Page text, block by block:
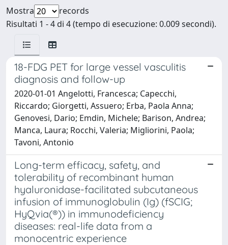
Mostra
records
Risultati 1 - 4 di 4 (tempo di esecuzione: 0.009 secondi).
18-FDG PET for large vessel vasculitis
diagnosis and follow-up
2020-01-01 Angelotti, Francesca; Capecchi,
Riccardo; Giorgetti, Assuero; Erba, Paola Anna;
Genovesi, Dario; Emdin, Michele; Barison, Andrea;
Manca, Laura; Rocchi, Valeria; Migliorini, Paola;
Tavoni, Antonio
Long-term efficacy, safety, and
tolerability of recombinant human
hyaluronidase-facilitated subcutaneous
infusion of immunoglobulin (Ig) (fSCIG;
HyQvia(®)) in immunodeficiency
diseases: real-life data from a
monocentric experience